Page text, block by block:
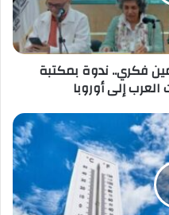
فكري.. ندوة بمكتبة
إلى أوروبا